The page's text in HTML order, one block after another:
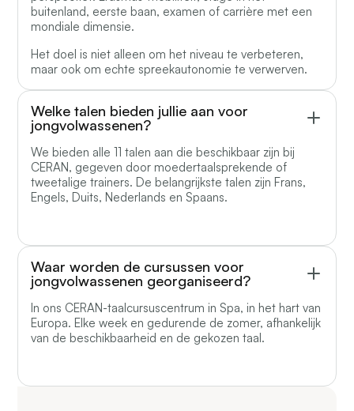
buitenland, eerste baan, examen of carrière met een
mondiale dimensie.
Het doel is niet alleen om het niveau te verbeteren,
maar ook om echte spreekautonomie te verwerven.
Welke talen bieden jullie aan voor
jongvolwassenen?
We bieden alle 11 talen aan die beschikbaar zijn bij
CERAN, gegeven door moedertaalsprekende of
tweetalige trainers. De belangrijkste talen zijn Frans,
Engels, Duits, Nederlands en Spaans.
Waar worden de cursussen voor
jongvolwassenen georganiseerd?
In ons CERAN-taalcursuscentrum in Spa, in het hart van
Europa. Elke week en gedurende de zomer, afhankelijk
van de beschikbaarheid en de gekozen taal.